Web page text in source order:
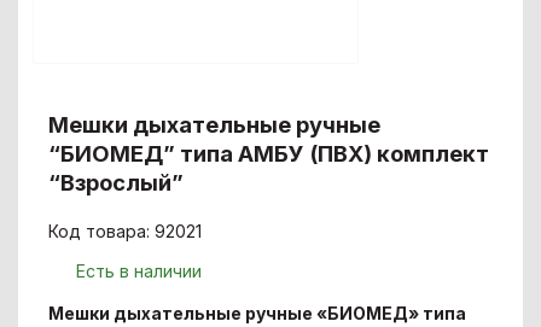
Мешки дыхательные ручные
“БИОМЕД” типа АМБУ (ПВХ) комплект
“Взрослый”
Код товара: 92021
Есть в наличии
Мешки дыхательные ручные «БИОМЕД» типа